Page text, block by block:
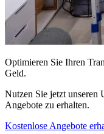
Optimieren Sie Ihren
Geld.
Nutzen Sie jetzt unseren
Angebote zu erhalten.
Kostenlose Angebote